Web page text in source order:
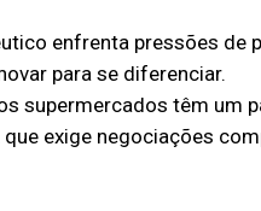
enfrenta pressões de
para se diferenciar.
supermercados têm um
exige negociações